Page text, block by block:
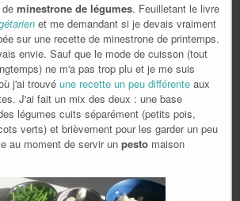
minestrone de légumes. Feuilletant le livre
et me demandant si je devais vraiment
sur une recette de minestrone de printemps.
envie. Sauf que le mode de cuisson (tout
ne m'a pas trop plu et je me suis
j'ai trouvé une recette un peu différente aux
J'ai fait un mix des deux : une base
légumes cuits séparément (petits pois,
verts) et brièvement pour les garder un peu
au moment de servir un pesto maison